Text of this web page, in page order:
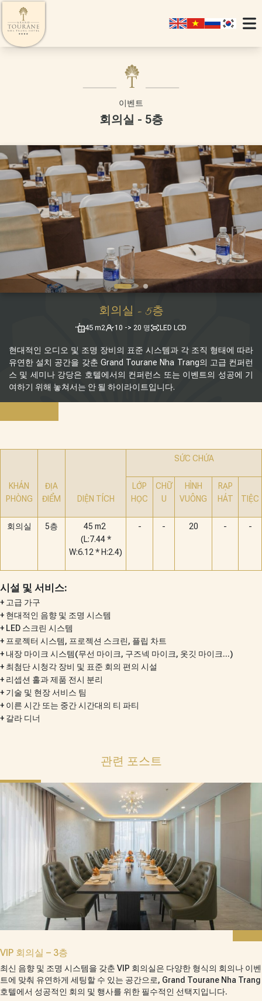
SIGNATURE JUNIOR SUITE
이벤트
회의실 - 5층
회의실 - 5층
45 m2 10 -> 20 명 LED LCD
현대적인 오디오 및 조명 장비의 표준 시스템과 각 조직 형태에 따라
유연한 설치 공간을 갖춘 Grand Tourane Nha Trang의 고급 컨퍼런
스 및 세미나 강당은 호텔에서의 컨퍼런스 또는 이벤트의 성공에 기
여하기 위해 놓쳐서는 안 될 하이라이트입니다.
KHÁN
PHÒNG
ĐỊA
ĐIỂM
DIỆN TÍCH
SỨC CHỨA
LỚP
HỌC
CHỮ
U
HÌNH
VUÔNG
RẠP
HÁT
TIỆC
회의실 5층
45 m2
(L:7.44 *
W:6.12 * H:2.4)
- - 20 - -
시설 및 서비스:
+ 고급 가구
+ 현대적인 음향 및 조명 시스템
+ LED 스크린 시스템
+ 프로젝터 시스템, 프로젝션 스크린, 플립 차트
+ 내장 마이크 시스템(무선 마이크, 구즈넥 마이크, 옷깃 마이크...)
+ 최첨단 시청각 장비 및 표준 회의 편의 시설
+ 리셉션 홀과 제품 전시 분리
+ 기술 및 현장 서비스 팀
+ 이른 시간 또는 중간 시간대의 티 파티
+ 갈라 디너
관련 포스트
VIP 회의실 – 3층
최신 음향 및 조명 시스템을 갖춘 VIP 회의실은 다양한 형식의 회의나 이벤
트에 맞춰 유연하게 세팅할 수 있는 공간으로, Grand Tourane Nha Trang
호텔에서 성공적인 회의 및 행사를 위한 필수적인 선택지입니다.